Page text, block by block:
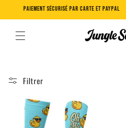
Ignorer et passer
au contenu
PAIEMENT SÉCURISÉ PAR CARTE ET PAYPAL
Filtrer